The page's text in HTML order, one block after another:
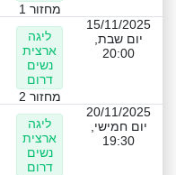
מחזור 1
15/11/2025
יום שבת,
20:00
ליגה
ארצית
נשים
דרום
מחזור 2
20/11/2025
יום חמישי,
19:30
ליגה
ארצית
נשים
דרום